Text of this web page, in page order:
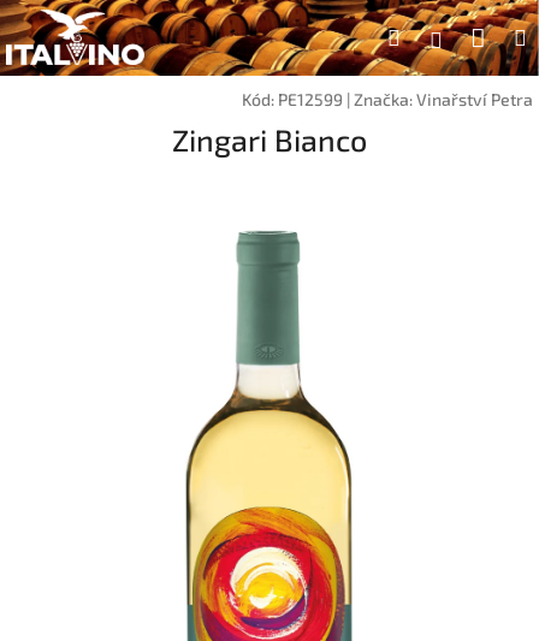
Přejít
na
obsah
Hledat
Kód: PE12599 |Značka:Vinařství Petra
Zingari Bianco